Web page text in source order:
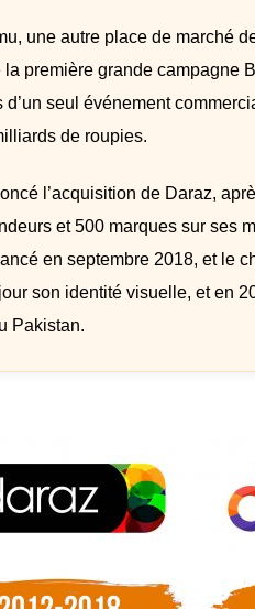
une autre place de marché
première grande campagne
seul événement
de roupies.
l’acquisition de Daraz,
et 500 marques sur ses
en septembre 2018, et le
son identité visuelle, et en
Pakistan.